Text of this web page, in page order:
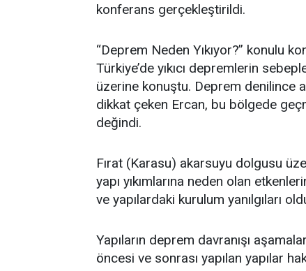
konferans gerçekleştirildi.
“Deprem Neden Yıkıyor?” konulu
Türkiye’de yıkıcı depremlerin
üzerine konuştu. Deprem denilince
dikkat çeken Ercan, bu bölgede
değindi.
Fırat (Karasu) akarsuyu dolgusu
yapı yıkımlarına neden olan
ve yapılardaki kurulum yanılgıları
Yapıların deprem davranışı
öncesi ve sonrası yapılan yapılar